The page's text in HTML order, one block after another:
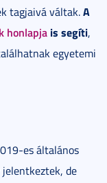
tagjaivá váltak.A
honlapja is segíti,
egyetemi
es általános
de